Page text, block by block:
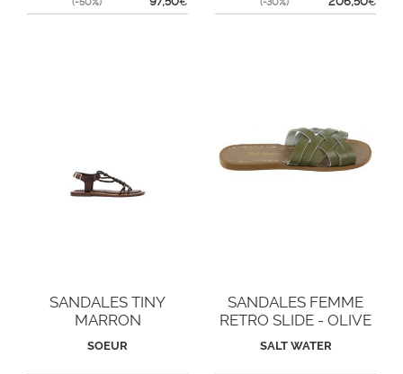
SANDALES TINY
MARRON
SOEUR
SANDALES FEMME
RETRO SLIDE - OLIVE
SALT WATER